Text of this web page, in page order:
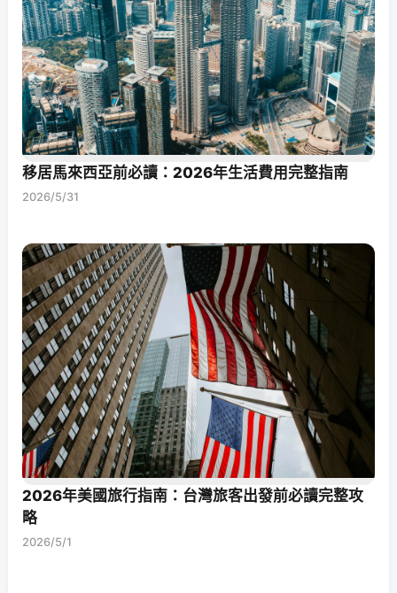
移居馬來西亞前必讀：2026年生活費用完整指南
2026/5/31
2026年美國旅行指南：台灣旅客出發前必讀完整攻
略
2026/5/1